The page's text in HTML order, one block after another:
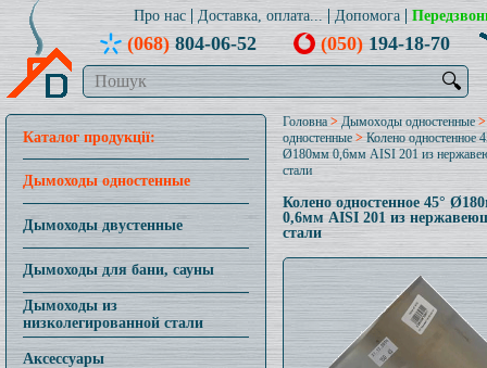
Про нас Доставка, оплата... Допомога
(068)804-06-52 (050)194-18-70
🔍
Каталог продукції:
Дымоходы одностенные
Дымоходы двустенные
Дымоходы для бани, сауны
Дымоходы из
низколегированной стали
Аксессуары
Головна > Дымоходы одностенные
одностенные >Колено одностенное
Ø180мм 0,6мм AISI 201 из
стали
Колено одностенное 45°
0,6мм AISI 201 из
стали